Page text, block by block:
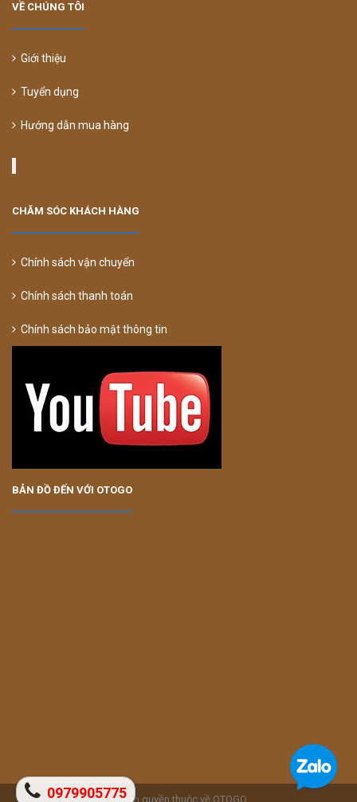
VỀ CHÚNG TÔI
Giới thiệu
Tuyển dụng
Hướng dẫn mua hàng
CHĂM SÓC KHÁCH HÀNG
Chính sách vận chuyển
Chính sách thanh toán
Chính sách bảo mật thông tin
BẢN ĐỒ ĐẾN VỚI OTOGO
© Bản quyền thuộc về OTOGO
0979905775